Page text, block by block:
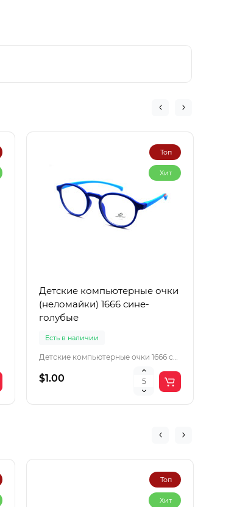
Топ
Хит
Детские компьютерные очки
(неломайки) 1666 сине-
голубые
Есть в наличии
Детские компьютерные очки 1666 сине-голубые
$1.00
Топ
Хит